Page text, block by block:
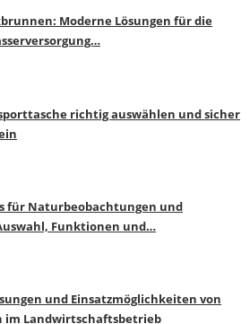
Moderne Lösungen für die
richtig auswählen und sicher
für Naturbeobachtungen und
Funktionen und…
und Einsatzmöglichkeiten von
im Landwirtschaftsbetrieb